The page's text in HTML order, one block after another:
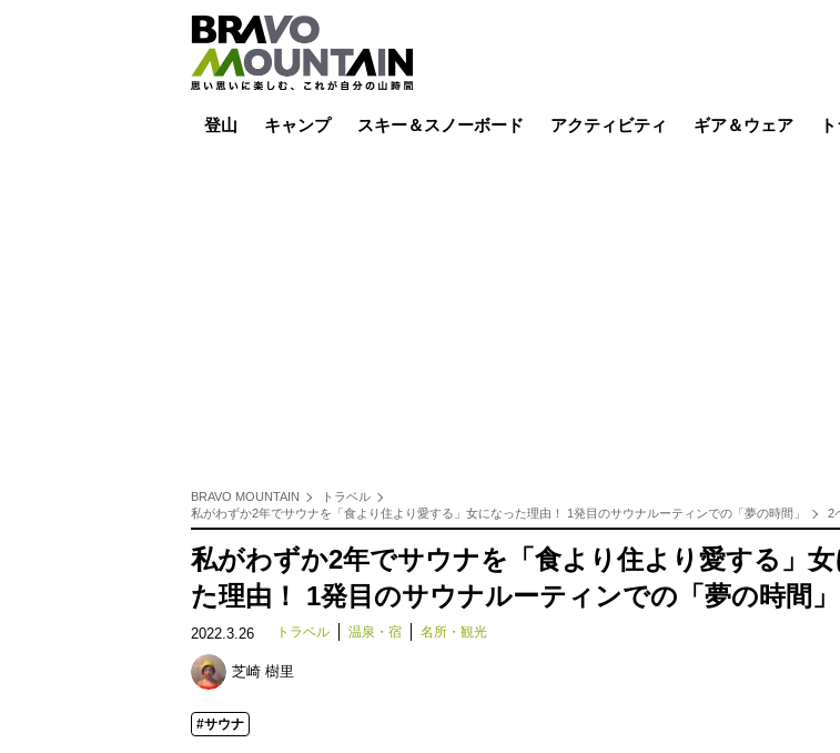
登山 キャンプ スキー＆スノーボード アクティビティ ギア＆ウェア
BRAVO MOUNTAIN
トラベル
私がわずか2年でサウナを「食より住より愛する」女になった理由！ 1発目のサウナルーティンでの「夢の時間」
2
私がわずか2年でサウナを「食より住より愛する」女
た理由！ 1発目のサウナルーティンでの「夢の時間」
2022.3.26 トラベル 温泉・宿 名所・観光
芝崎 樹里
#サウナ